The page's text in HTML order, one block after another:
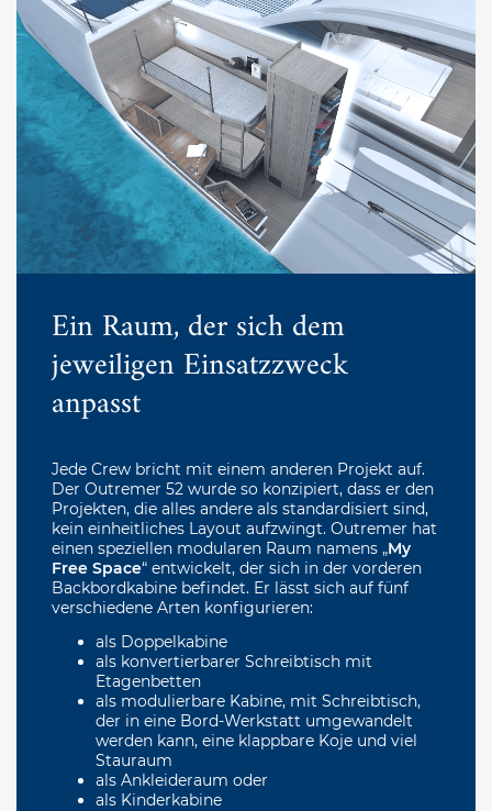
Ein Raum, der sich dem
jeweiligen Einsatzzweck
anpasst
Jede Crew bricht mit einem anderen Projekt auf.
Der Outremer 52 wurde so konzipiert, dass er den
Projekten, die alles andere als standardisiert sind,
kein einheitliches Layout aufzwingt. Outremer hat
einen speziellen modularen Raum namens „My
Free Space“ entwickelt, der sich in der vorderen
Backbordkabine befindet. Er lässt sich auf fünf
verschiedene Arten konfigurieren:
als Doppelkabine
als konvertierbarer Schreibtisch mit
Etagenbetten
als modulierbare Kabine, mit Schreibtisch,
der in eine Bord-Werkstatt umgewandelt
werden kann, eine klappbare Koje und viel
Stauraum
als Ankleideraum oder
als Kinderkabine